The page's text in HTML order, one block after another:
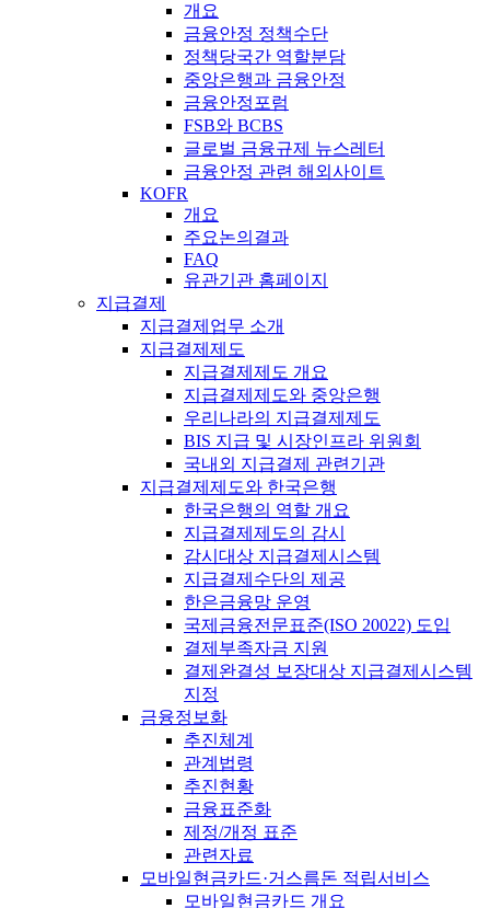
개요
금융안정 정책수단
정책당국간 역할분담
중앙은행과 금융안정
금융안정포럼
FSB와 BCBS
글로벌 금융규제 뉴스레터
금융안정 관련 해외사이트
KOFR
개요
주요논의결과
FAQ
유관기관 홈페이지
지급결제
지급결제업무 소개
지급결제제도
지급결제제도 개요
지급결제제도와 중앙은행
우리나라의 지급결제제도
BIS 지급 및 시장인프라 위원회
국내외 지급결제 관련기관
지급결제제도와 한국은행
한국은행의 역할 개요
지급결제제도의 감시
감시대상 지급결제시스템
지급결제수단의 제공
한은금융망 운영
국제금융전문표준(ISO 20022) 도입
결제부족자금 지원
결제완결성 보장대상 지급결제시스템
지정
금융정보화
추진체계
관계법령
추진현황
금융표준화
제정/개정 표준
관련자료
모바일현금카드·거스름돈 적립서비스
모바일현금카드 개요